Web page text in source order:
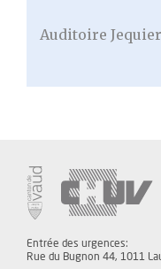
Auditoire
Entrée des urgences:
Rue du Bugnon 44, 1011